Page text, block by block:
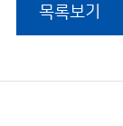
목록보기